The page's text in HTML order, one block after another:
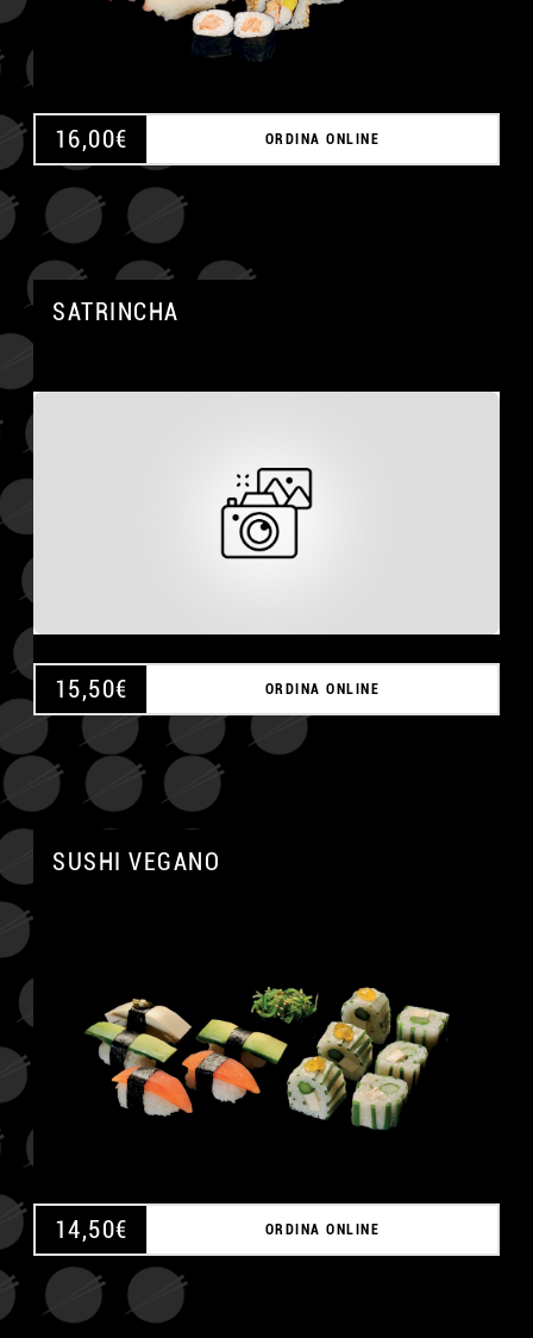
16,00€ ORDINA ONLINE
SATRINCHA
15,50€ ORDINA ONLINE
SUSHI VEGANO
14,50€ ORDINA ONLINE